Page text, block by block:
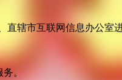
辖市互联网信息办公室
。